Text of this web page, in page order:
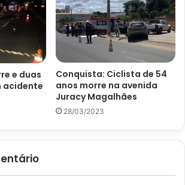
e duas
acidente
Conquista: Ciclista de 54
anos morre na avenida
Juracy Magalhães
28/03/2023